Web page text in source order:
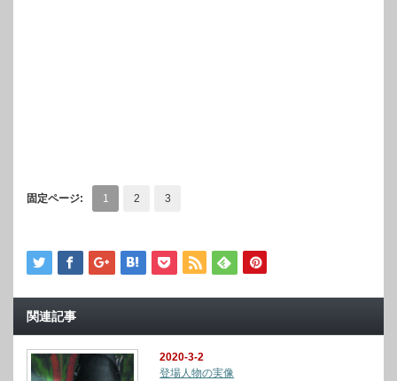
固定ページ: 1 2 3
関連記事
2020-3-2
登場人物の実像